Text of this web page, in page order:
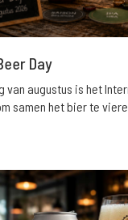
Day
van augustus is het
samen het bier te